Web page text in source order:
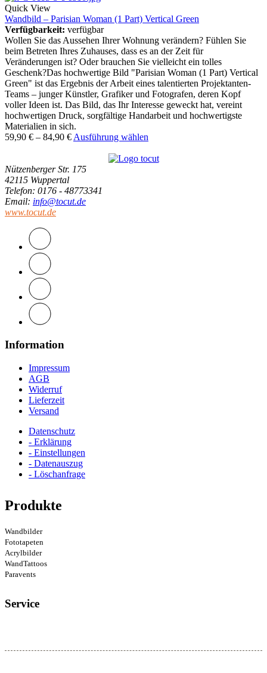
Quick View
Wandbild – Parisian Woman (1 Part) Vertical Green
Verfügbarkeit: verfügbar
Wollen Sie das Aussehen Ihrer Wohnung verändern? Fühlen Sie
beim Betreten Ihres Zuhauses, dass es an der Zeit für
Veränderungen ist? Oder brauchen Sie vielleicht ein tolles
Geschenk?Das hochwertige Bild "Parisian Woman (1 Part) Vertical
Green" ist das Ergebnis der Arbeit eines talentierten Projektanten-
Teams – junger Künstler, Grafiker und Fotografen, deren Kopf
voller Ideen ist. Das Bild, das Ihr Interesse geweckt hat, vereint
hochwertigen Druck, sorgfältige Handarbeit und hochwertigste
Materialien in sich.
59,90 € – 84,90 € Ausführung wählen
Nützenberger Str. 175
42115 Wuppertal
Telefon: 0176 - 48773341
Email: info@tocut.de
www.tocut.de
Information
Impressum
AGB
Widerruf
Lieferzeit
Versand
Datenschutz
- Erklärung
- Einstellungen
- Datenauszug
- Löschanfrage
Produkte
Wandbilder
Fototapeten
Acrylbilder
WandTattoos
Paravents
Service